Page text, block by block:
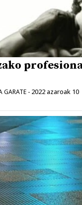
GARATE - 2022 azaroak 10